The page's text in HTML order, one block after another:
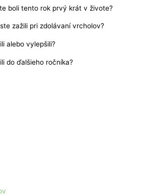
boli tento rok prvý krát v živote?
zažili pri zdolávaní vrcholov?
alebo vylepšili?
do ďalšieho ročníka?